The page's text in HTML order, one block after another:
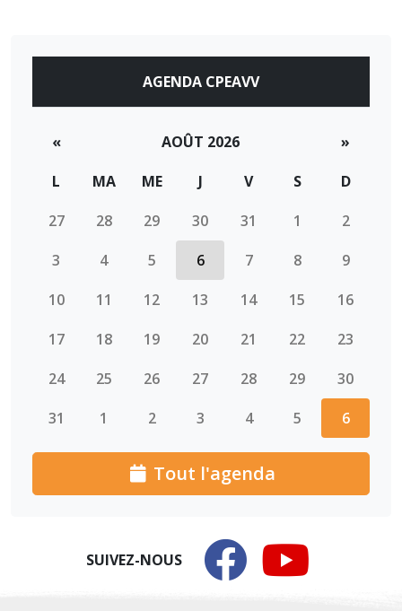
AGENDA CPEAVV
« AOÛT 2026
»
L
MA ME J V S
D
27
28 29 30 31 1
2
3
4 5 6 7 8
9
10
11 12 13 14 15
16
17
18 19 20 21 22
23
24
25 26 27 28 29
30
31
1 2 3 4 5 6
Tout l'agenda
SUIVEZ-NOUS